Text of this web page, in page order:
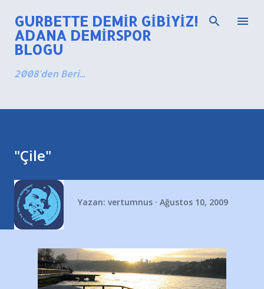
Ana içeriğe atla
GURBETTE DEMIR GIBIYIZ!
ADANA DEMIRSPOR
BLOGU
2008'den Beri...
"Çile"
Yazan: vertumnus Ağustos 10, 2009